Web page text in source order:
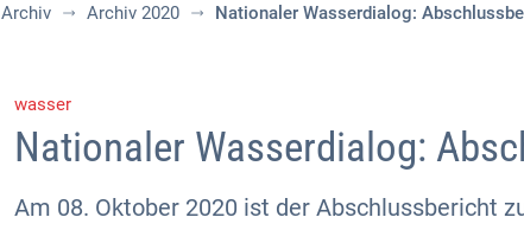
Archiv Archiv 2020 Nationaler Wasserdialog:
wasser
Nationaler Wasserdialog:
Am 08. Oktober 2020 ist der Abschlussbericht